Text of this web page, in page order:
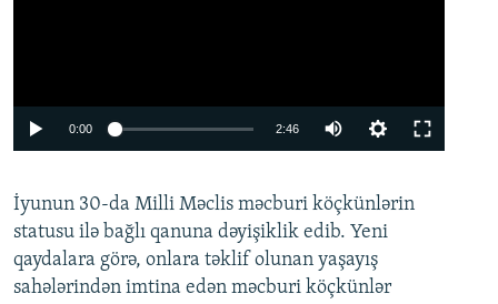
0:00 2:46
360p
480p
720p
İyunun 30-da Milli Məclis məcburi köçkünlərin
statusu ilə bağlı qanuna dəyişiklik edib. Yeni
qaydalara görə, onlara təklif olunan yaşayış
sahələrindən imtina edən məcburi köçkünlər